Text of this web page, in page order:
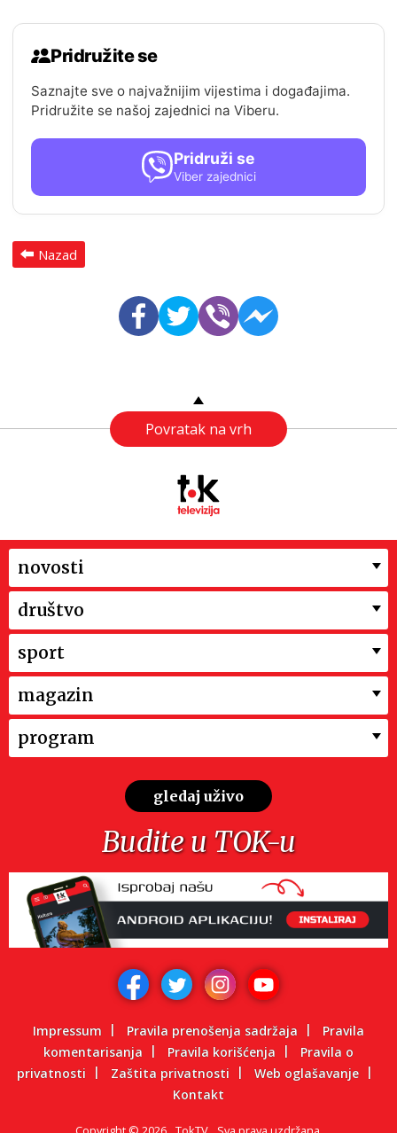
Pridružite se
Saznajte sve o najvažnijim vijestima i događajima.
Pridružite se našoj zajednici na Viberu.
Pridruži se
Viber zajednici
Nazad
Povratak na vrh
novosti
društvo
sport
magazin
program
gledaj uživo
Budite u TOK-u
Impressum Pravila prenošenja sadržaja
Pravila
komentarisanja
Pravila korišćenja
Pravila o
privatnosti
Zaštita privatnosti
Web oglašavanje
Kontakt